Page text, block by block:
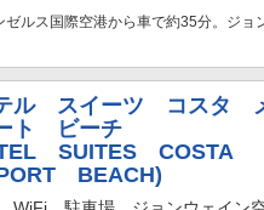
ゼルス国際空港から車で約35分。ジョ
ル スイーツ コスタ
ト ビーチ
SUITES COSTA
BEACH)